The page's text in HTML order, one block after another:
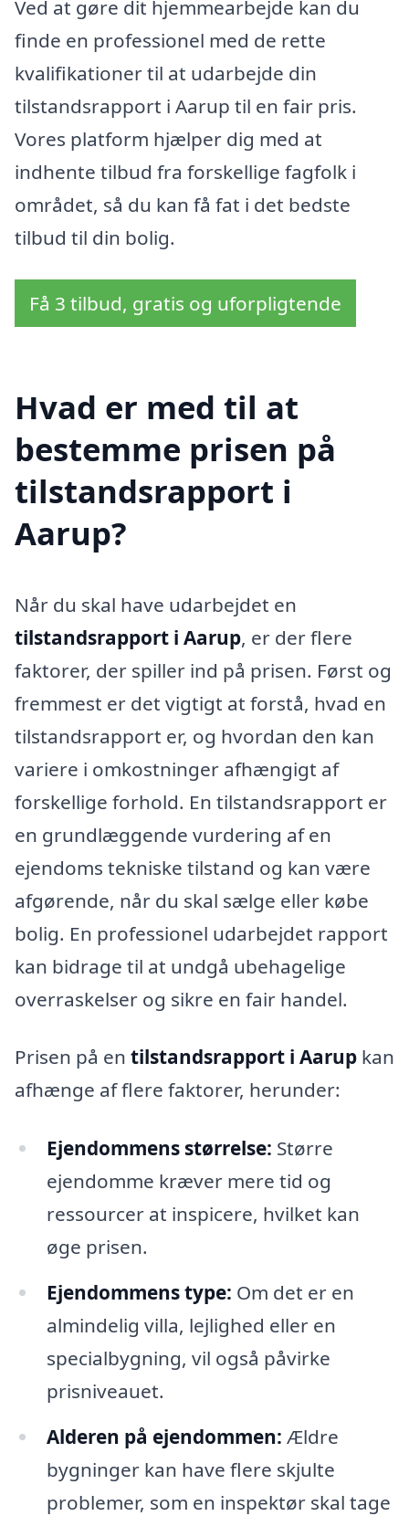
Ved at gøre dit hjemmearbejde kan du
finde en professionel med de rette
kvalifikationer til at udarbejde din
tilstandsrapport i Aarup til en fair pris.
Vores platform hjælper dig med at
indhente tilbud fra forskellige fagfolk i
området, så du kan få fat i det bedste
tilbud til din bolig.
Få 3 tilbud, gratis og uforpligtende
Hvad er med til at
bestemme prisen på
tilstandsrapport i
Aarup?
Når du skal have udarbejdet en
tilstandsrapport i Aarup, er der flere
faktorer, der spiller ind på prisen. Først og
fremmest er det vigtigt at forstå, hvad en
tilstandsrapport er, og hvordan den kan
variere i omkostninger afhængigt af
forskellige forhold. En tilstandsrapport er
en grundlæggende vurdering af en
ejendoms tekniske tilstand og kan være
afgørende, når du skal sælge eller købe
bolig. En professionel udarbejdet rapport
kan bidrage til at undgå ubehagelige
overraskelser og sikre en fair handel.
Prisen på en tilstandsrapport i Aarup kan
afhænge af flere faktorer, herunder:
Ejendommens størrelse: Større
ejendomme kræver mere tid og
ressourcer at inspicere, hvilket kan
øge prisen.
Ejendommens type: Om det er en
almindelig villa, lejlighed eller en
specialbygning, vil også påvirke
prisniveauet.
Alderen på ejendommen: Ældre
bygninger kan have flere skjulte
problemer, som en inspektør skal tage